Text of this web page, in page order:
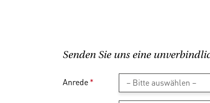
Senden Sie uns eine
Anrede*